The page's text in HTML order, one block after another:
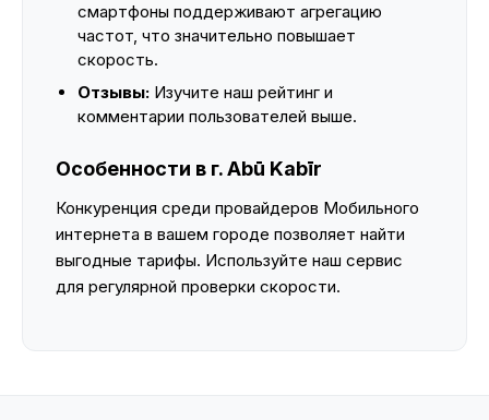
смартфоны поддерживают агрегацию
частот, что значительно повышает
скорость.
Отзывы: Изучите наш рейтинг и
комментарии пользователей выше.
Особенности в г. Abū Kabīr
Конкуренция среди провайдеров Мобильного
интернета в вашем городе позволяет найти
выгодные тарифы. Используйте наш сервис
для регулярной проверки скорости.